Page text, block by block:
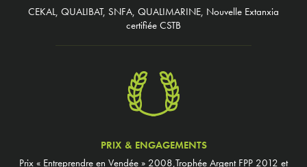
CEKAL, QUALIBAT, SNFA, QUALIMARINE, Nouvelle Extanxia
certifiée CSTB
PRIX & ENGAGEMENTS
Prix « Entreprendre en Vendée » 2008,Trophée Argent FPP 2012 et